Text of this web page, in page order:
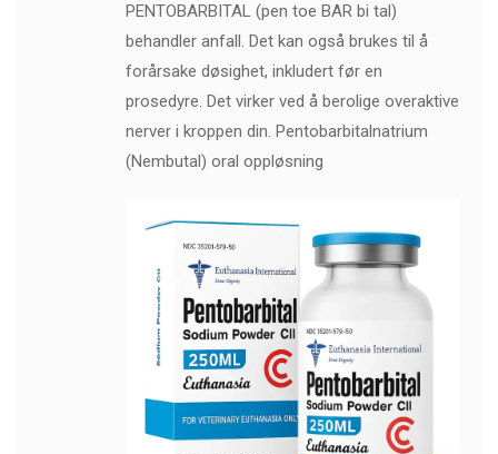
PENTOBARBITAL (pen toe BAR bi tal)
behandler anfall. Det kan også brukes til å
forårsake døsighet, inkludert før en
prosedyre. Det virker ved å berolige overaktive
nerver i kroppen din. Pentobarbitalnatrium
(Nembutal) oral oppløsning